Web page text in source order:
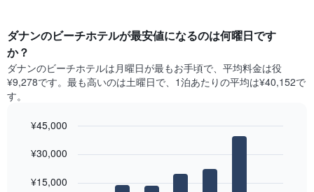
ダナン​のビーチホテルが最安値になるのは何曜日です
か？
ダナンのビーチホテルは月曜日が最もお手頃で、平均料金は役
¥9,278です。最も高いのは土曜日​で、1泊あたりの平均は¥40,152​で
す。
chart
bars.
graphic.
¥15,000
¥30,000
¥45,000